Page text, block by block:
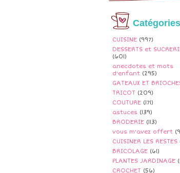
Catégories
CUISINE (997)
DESSERTS et
(601)
anecdotes et mots
d'enfant (295)
GATEAUX ET
TRICOT (209)
COUTURE (171)
astuces (139)
BRODERIE (113)
vous m'avez offert
CUISINER LES RESTES
BRICOLAGE (61)
PLANTES JARDINAGE
CROCHET (56)